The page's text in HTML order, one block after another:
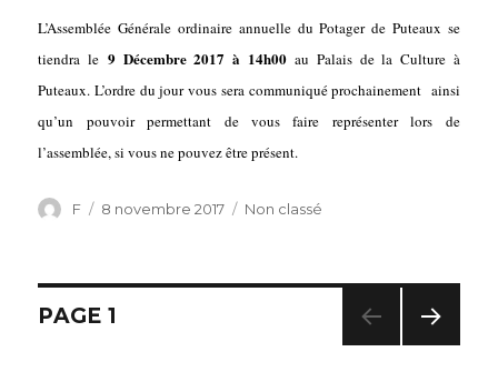
L’Assemblée Générale ordinaire annuelle du Potager de Puteaux se
tiendra le 9 Décembre 2017 à 14h00au Palais de la Culture à
Puteaux. L’ordre du jourvous sera communiquéprochainement ainsi
qu’un pouvoir permettant de vous faire représenter lors de
l’assemblée, si vous ne pouvez être présent.
Auteur
F
Publié
8 novembre 2017 Catégories
Non classé
Navigation
PAGE 1